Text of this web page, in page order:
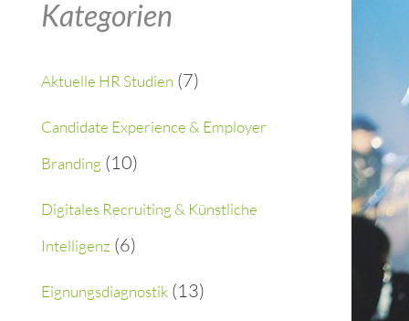
r
c
r
:
Kategorien
Aktuelle HR Studien (7)
Candidate Experience & Employer
Branding (10)
Digitales Recruiting & Künstliche
Intelligenz (6)
Eignungsdiagnostik (13)